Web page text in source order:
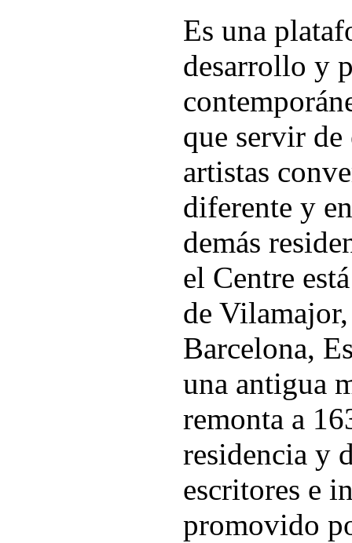
Es una
desarrollo y
que servir de
artistas
diferente y
demás
el Centre
de
Barcelona,
una antigua
remonta a
residencia y
escritores e
promovido